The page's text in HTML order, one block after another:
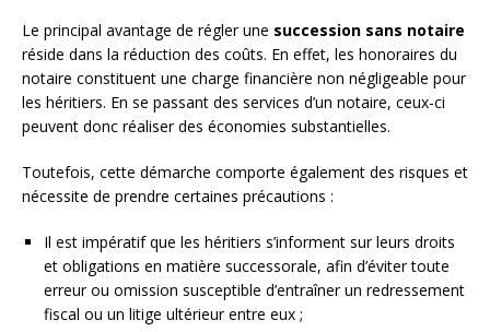
Le principal avantage de régler une succession sans notaire
réside dans la réduction des coûts. En effet, les honoraires du
notaire constituent une charge financière non négligeable pour
les héritiers. En se passant des services d’un notaire, ceux-ci
peuvent donc réaliser des économies substantielles.
Toutefois, cette démarche comporte également des risques et
nécessite de prendre certaines précautions :
Il est impératif que les héritiers s’informent sur leurs droits
et obligations en matière successorale, afin d’éviter toute
erreur ou omission susceptible d’entraîner un redressement
fiscal ou un litige ultérieur entre eux ;